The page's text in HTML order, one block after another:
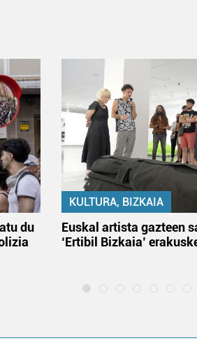
du
KULTURA, BIZKAIA
Euskal artista gazteen
‘Ertibil Bizkaia’